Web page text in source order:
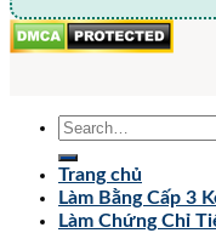
Trang chủ
Làm Bằng Cấp 3
Làm Chứng Chỉ